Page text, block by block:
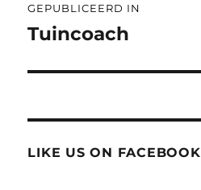
navigatie
GEPUBLICEERD IN
Tuincoach
LIKE US ON FACEBOOK